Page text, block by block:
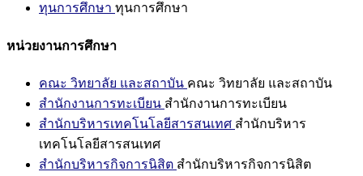
ทุนการศึกษา ทุนการศึกษา
หน่วยงานการศึกษา
คณะ วิทยาลัย และสถาบัน คณะ วิทยาลัย และสถาบัน
สำนักงานการทะเบียน สำนักงานการทะเบียน
สำนักบริหารเทคโนโลยีสารสนเทศ สำนักบริหาร
เทคโนโลยีสารสนเทศ
สำนักบริหารกิจการนิสิต สำนักบริหารกิจการนิสิต